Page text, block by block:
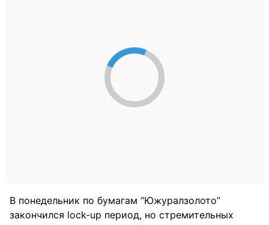
В понедельник по бумагам “Южуралзолото”
закончился lock-up период, но стремительных